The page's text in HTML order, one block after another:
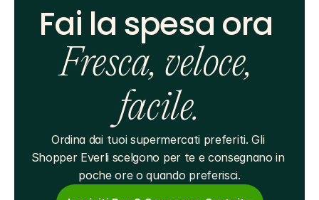
Fai la spesa ora
Fresca, veloce,
facile.
Ordina dai tuoi supermercati preferiti. Gli
Shopper Everli scelgono per te e consegnano in
poche ore o quando preferisci.